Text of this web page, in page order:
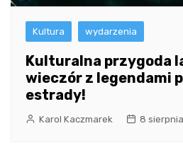
Kultura wydarzenia
Kulturalna przygoda
wieczór z legendami
estrady!
Karol Kaczmarek 8